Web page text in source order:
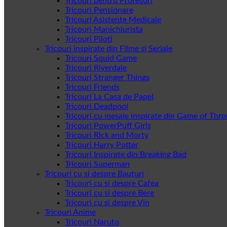
Tricouri Pensionare
Tricouri Asistente Medicale
Tricouri Manichiurista
Tricouri Piloti
Tricouri inspirate din Filme si Seriale
Tricouri Squid Game
Tricouri Riverdale
Tricouri Stranger Things
Tricouri Friends
Tricouri La Casa de Papel
Tricouri Deadpool
Tricouri cu mesaje inspirate din Game of
Tricouri PowerPuff Girls
Tricouri Rick and Morty
Tricouri Harry Potter
Tricouri Inspirate din Breaking Bad
Tricouri Superman
Tricouri cu si despre Bauturi
Tricouri cu si despre Cafea
Tricouri cu si despre Bere
Tricouri cu si despre Vin
Tricouri Anime
Tricouri Naruto